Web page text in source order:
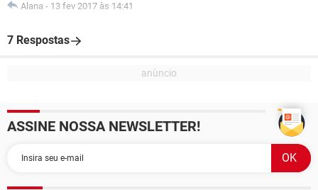
Alana - 13 fev 2017 às 14:41
7 Respostas
ASSINE NOSSA NEWSLETTER!